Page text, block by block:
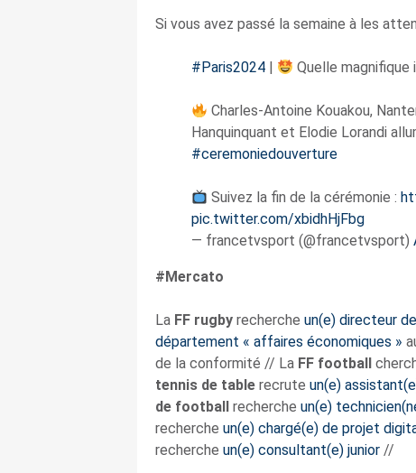
Si vous avez passé la semaine à les
#Paris2024 | Quelle magnifique
Charles-Antoine Kouakou,
Hanquinquant et Elodie Lorandi
#ceremoniedouverture
Suivez la fin de la cérémonie :
pic.twitter.com/xbidhHjFbg
— francetvsport (@francetvsport)
#Mercato
La FF rugby recherche un(e) directeur
département « affaires économiques »
de la conformité // La FF football
tennis de table recrute un(e)
de football recherche un(e)
recherche un(e) chargé(e) de projet
recherche un(e) consultant(e) junior //